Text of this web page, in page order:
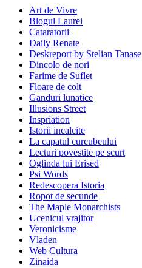
Art de Vivre
Blogul Laurei
Cataratorii
Daily Renate
Deskreport by Stelian Tanase
Dincolo de nori
Farime de Suflet
Floare de colt
Ganduri lunatice
Illusions Street
Inspriation
Istorii incalcite
La capatul curcubeului
Lecturi povestite pe scurt
Oglinda lui Erised
Psi Words
Redescopera Istoria
Ropot de secunde
The Maple Monarchists
Ucenicul vrajitor
Veronicisme
Vladen
Web Cultura
Zinaida